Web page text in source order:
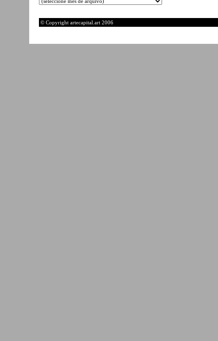
© Copyright artecapital.art 2006